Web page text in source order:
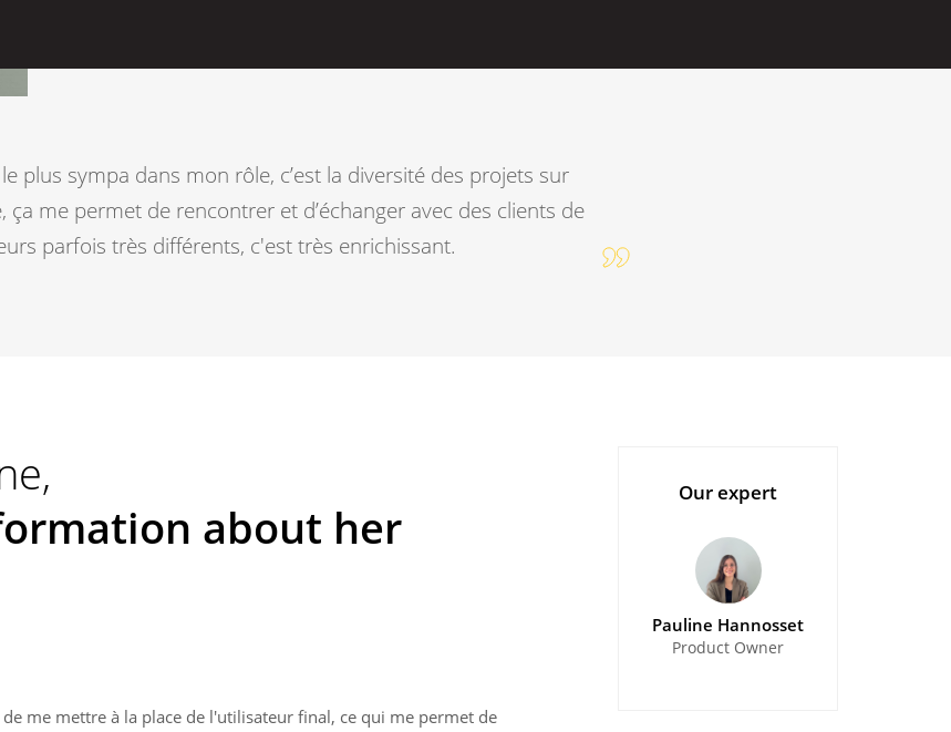
plus sympa dans mon rôle, c’est la diversité des projets sur
ça me permet de rencontrer et d’échanger avec des clients de
parfois très différents, c'est très enrichissant.
about her
me mettre à la place de l'utilisateur final, ce qui me permet de
Our expert
Pauline Hannosset
Product Owner